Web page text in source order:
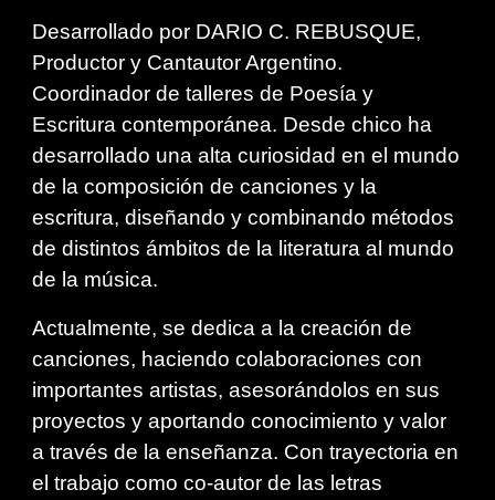
Desarrollado por DARIO C. REBUSQUE,
Productor y Cantautor Argentino.
Coordinador de talleres de Poesía y
Escritura contemporánea. Desde chico ha
desarrollado una alta curiosidad en el mundo
de la composición de canciones y la
escritura, diseñando y combinando métodos
de distintos ámbitos de la literatura al mundo
de la música.
Actualmente, se dedica a la creación de
canciones, haciendo colaboraciones con
importantes artistas, asesorándolos en sus
proyectos y aportando conocimiento y valor
a través de la enseñanza. Con trayectoria en
el trabajo como co-autor de las letras